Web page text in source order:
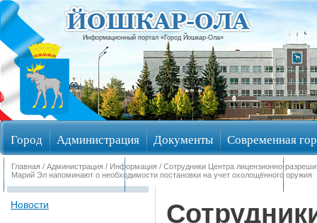
Информационный портал «Город Йошкар-Ола»
Город Администрация Документы Современная
Обращения граждан Общественные обсуждения
Главная / Администрация / Информация / Сотрудники Центра лицензионно-
Марий Эл напоминают о необходимости постановки на учет охолощённого оружия
Новости